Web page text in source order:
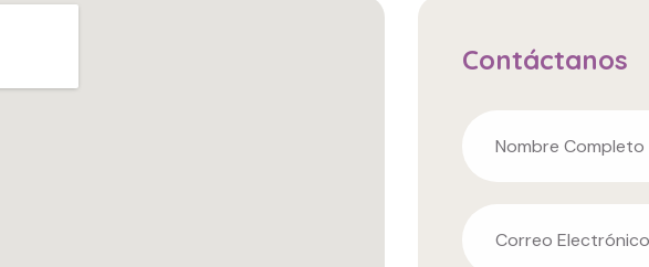
Contáctanos